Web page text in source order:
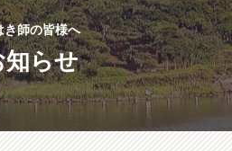
き師の皆様へ
知らせ